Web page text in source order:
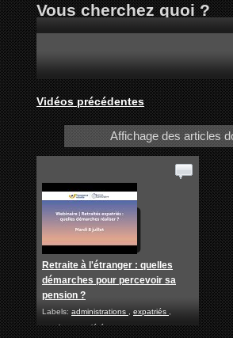
Vous cherchez quoi ?
Vidéos précédentes
Affichage des articles
Retraite à l'étranger : quelles
démarches pour percevoir sa
pension ?
Labels: administrations , expatriés ,
retraites,société